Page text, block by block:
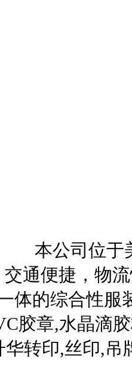
公司位于美
通便捷，物
体的综合性服
胶章,水晶滴
华转印,丝印,吊